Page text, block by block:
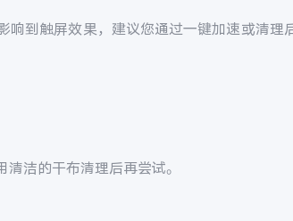
响到触屏效果，建议您通过一键加速或清理
洁的干布清理后再尝试。